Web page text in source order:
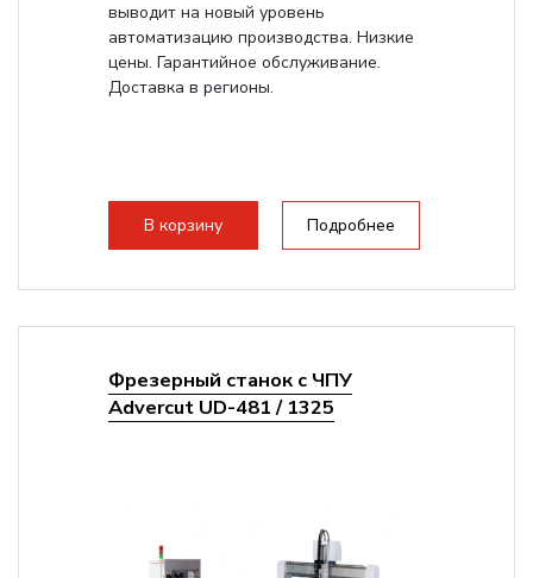
выводит на новый уровень
автоматизацию производства. Низкие
цены. Гарантийное обслуживание.
Доставка в регионы.
В корзину Подробнее
Фрезерный станок с ЧПУ
Advercut UD-481 / 1325